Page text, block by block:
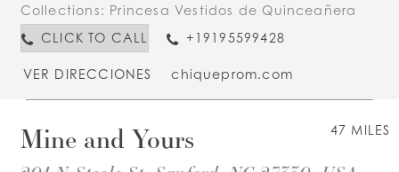
Collections: Princesa Vestidos de Quinceañera
CLICK TO CALL
+19195599428
VER DIRECCIONES chiqueprom.com
47 MILES
Mine and Yours